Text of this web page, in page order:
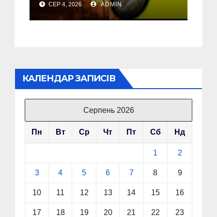
об’єкт на Росії
СЕР 4, 2026 ADMIN
КАЛЕНДАР ЗАПИСІВ
Серпень 2026
Пн Вт Ср Чт Пт Сб Нд
1 2
3 4 5 6 7 8 9
10 11 12 13 14 15 16
17 18 19 20 21 22 23